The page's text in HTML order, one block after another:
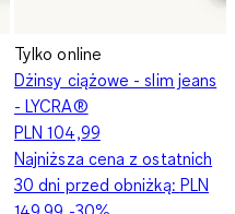
Tylko online
Dżinsy ciążowe - slim jeans
- LYCRA®
PLN 104,99
Najniższa cena z ostatnich
30 dni przed obniżką: PLN